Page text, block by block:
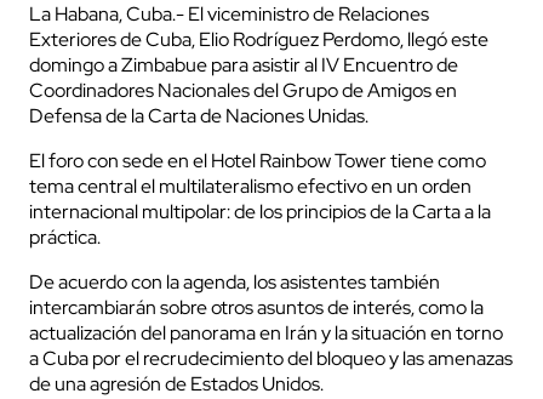
La Habana, Cuba.- El viceministro de Relaciones
Exteriores de Cuba, Elio Rodríguez Perdomo, llegó este
domingo a Zimbabue para asistir al IV Encuentro de
Coordinadores Nacionales del Grupo de Amigos en
Defensa de la Carta de Naciones Unidas.
El foro con sede en el Hotel Rainbow Tower tiene como
tema central el multilateralismo efectivo en un orden
internacional multipolar: de los principios de la Carta a la
práctica.
De acuerdo con la agenda, los asistentes también
intercambiarán sobre otros asuntos de interés, como la
actualización del panorama en Irán y la situación en torno
a Cuba por el recrudecimiento del bloqueo y las amenazas
de una agresión de Estados Unidos.